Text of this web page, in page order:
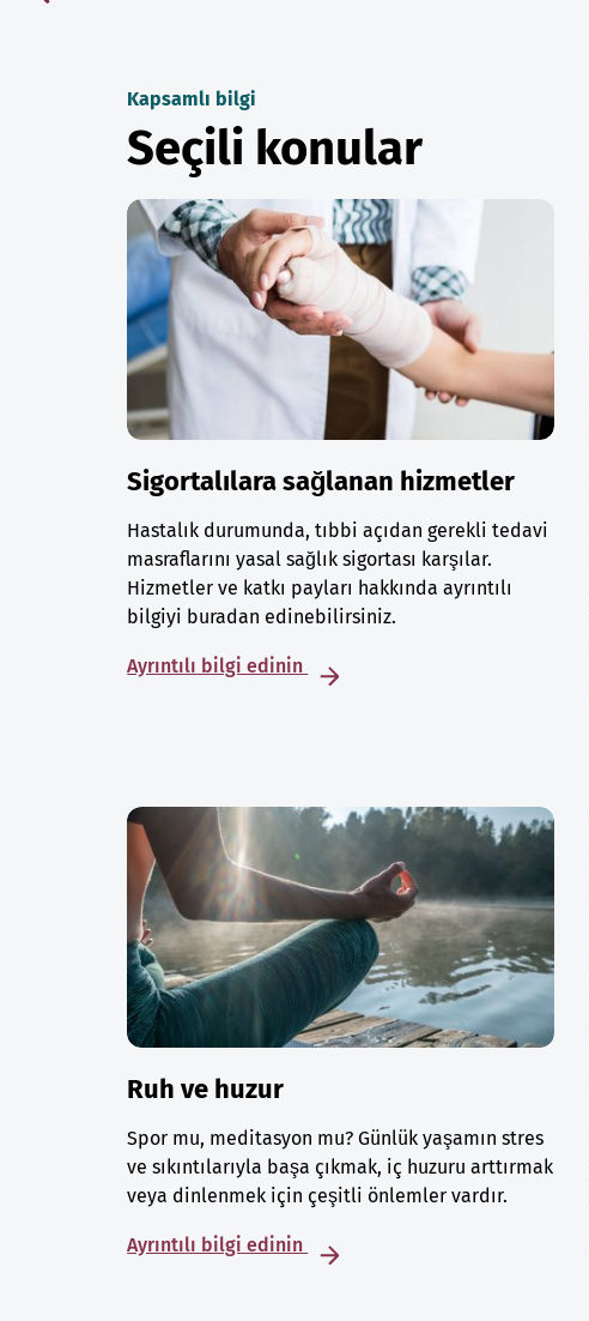
Kapsamlı bilgi
Seçili konular
Sigortalılara sağlanan hizmetler
Hastalık durumunda, tıbbi açıdan gerekli tedavi
masraflarını yasal sağlık sigortası karşılar.
Hizmetler ve katkı payları hakkında ayrıntılı
bilgiyi buradan edinebilirsiniz.
Ayrıntılı bilgi edinin
Ruh ve huzur
Spor mu, meditasyon mu? Günlük yaşamın stres
ve sıkıntılarıyla başa çıkmak, iç huzuru arttırmak
veya dinlenmek için çeşitli önlemler vardır.
Ayrıntılı bilgi edinin